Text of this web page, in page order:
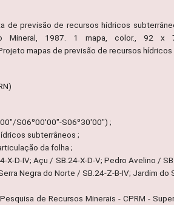
de previsão de recursos hídricos
Mineral, 1987. 1 mapa, color., 92 x
mapas de previsão de recursos hídricos
S06º00'00"-S06º30'00") ;
subterrâneos ;
da folha ;
D-IV; Açu / SB.24-X-D-V; Pedro Avelino /
Negra do Norte / SB.24-Z-B-IV; Jardim
de Recursos Minerais - CPRM -